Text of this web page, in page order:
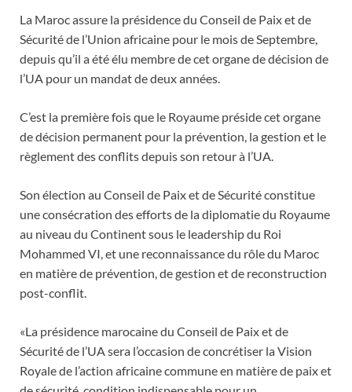
La Maroc assure la présidence du Conseil de Paix et de
Sécurité de l’Union africaine pour le mois de Septembre,
depuis qu’il a été élu membre de cet organe de décision de
l’UA pour un mandat de deux années.
C’est la première fois que le Royaume préside cet organe
de décision permanent pour la prévention, la gestion et le
règlement des conflits depuis son retour à l’UA.
Son élection au Conseil de Paix et de Sécurité constitue
une consécration des efforts de la diplomatie du Royaume
au niveau du Continent sous le leadership du Roi
Mohammed VI, et une reconnaissance du rôle du Maroc
en matière de prévention, de gestion et de reconstruction
post-conflit.
«La présidence marocaine du Conseil de Paix et de
Sécurité de l’UA sera l’occasion de concrétiser la Vision
Royale de l’action africaine commune en matière de paix et